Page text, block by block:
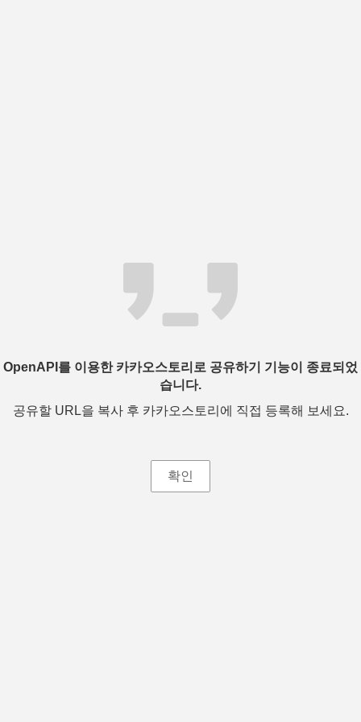
OpenAPI를 이용한 카카오스토리로 공유하기 기능이 종료되었
습니다.
공유할 URL을 복사 후 카카오스토리에 직접 등록해 보세요.
확인